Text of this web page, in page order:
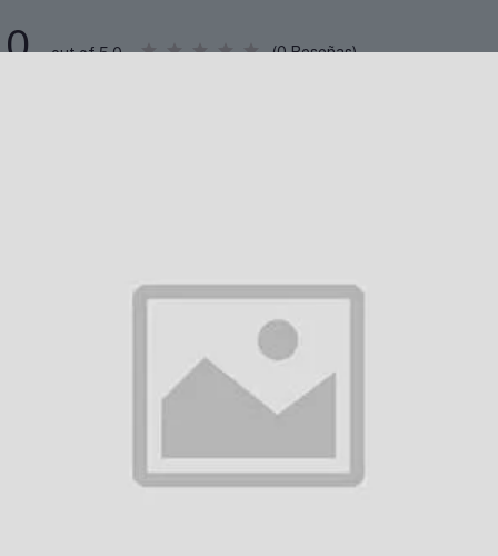
0 out of 5.0 (0 Reseñas)
Vídeo